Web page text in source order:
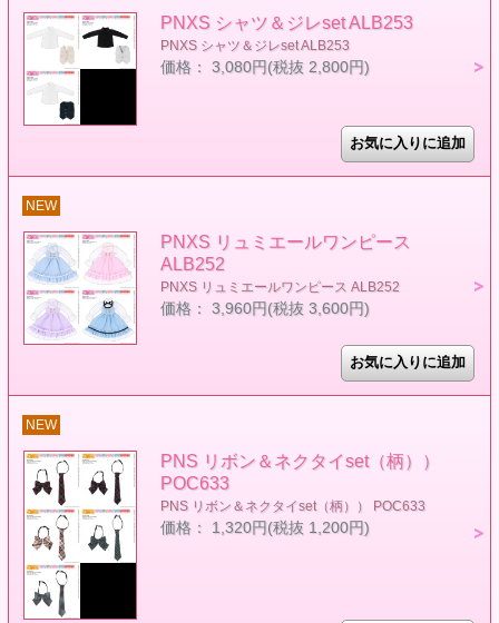
PNXS シャツ＆ジレset ALB253
PNXS シャツ＆ジレset ALB253
価格： 3,080円(税抜 2,800円)
NEW
PNXS リュミエールワンピース
ALB252
PNXS リュミエールワンピース ALB252
価格： 3,960円(税抜 3,600円)
NEW
PNS リボン＆ネクタイset（柄））
POC633
PNS リボン＆ネクタイset（柄）） POC633
価格： 1,320円(税抜 1,200円)